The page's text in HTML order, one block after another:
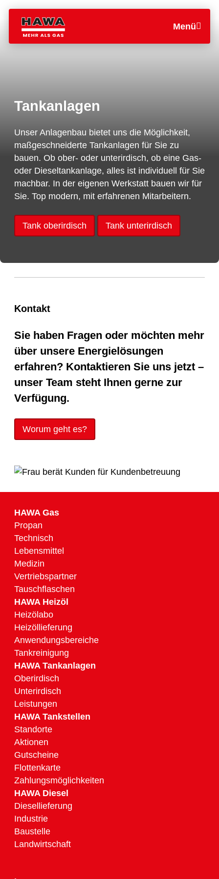
Menü
Tankanlagen
Unser Anlagenbau bietet uns die Möglichkeit,
maßgeschneiderte Tankanlagen für Sie zu
bauen. Ob ober- oder unterirdisch, ob eine Gas-
oder Dieseltankanlage, alles ist individuell für Sie
machbar. In der eigenen Werkstatt bauen wir für
Sie. Top modern, mit erfahrenen Mitarbeitern.
Tank oberirdisch Tank unterirdisch
Kontakt
Sie haben Fragen oder möchten mehr
über unsere Energielösungen
erfahren? Kontaktieren Sie uns jetzt –
unser Team steht Ihnen gerne zur
Verfügung.
Worum geht es?
HAWA Gas
Propan
Technisch
Lebensmittel
Medizin
Vertriebspartner
Tauschflaschen
HAWA Heizöl
Heizölabo
Heizöllieferung
Anwendungsbereiche
Tankreinigung
HAWA Tankanlagen
Oberirdisch
Unterirdisch
Leistungen
HAWA Tankstellen
Standorte
Aktionen
Gutscheine
Flottenkarte
Zahlungsmöglichkeiten
HAWA Diesel
Diesellieferung
Industrie
Baustelle
Landwirtschaft